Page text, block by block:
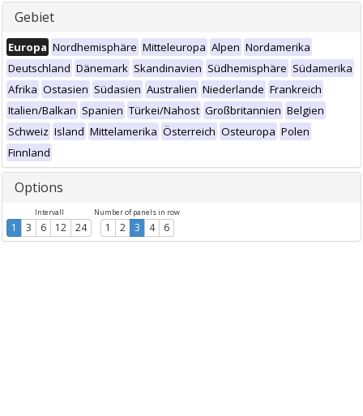
Gebiet
Europa Nordhemisphäre Mitteleuropa Alpen Nordamerika
Deutschland Dänemark Skandinavien Südhemisphäre Südamerika
Afrika Ostasien Südasien Australien Niederlande Frankreich
Italien/Balkan Spanien Türkei/Nahost Großbritannien Belgien
Schweiz Island Mittelamerika Österreich Osteuropa Polen
Finnland
Options
Intervall
1 3 6 12 24
Number of panels in row
1 2 3 4 6